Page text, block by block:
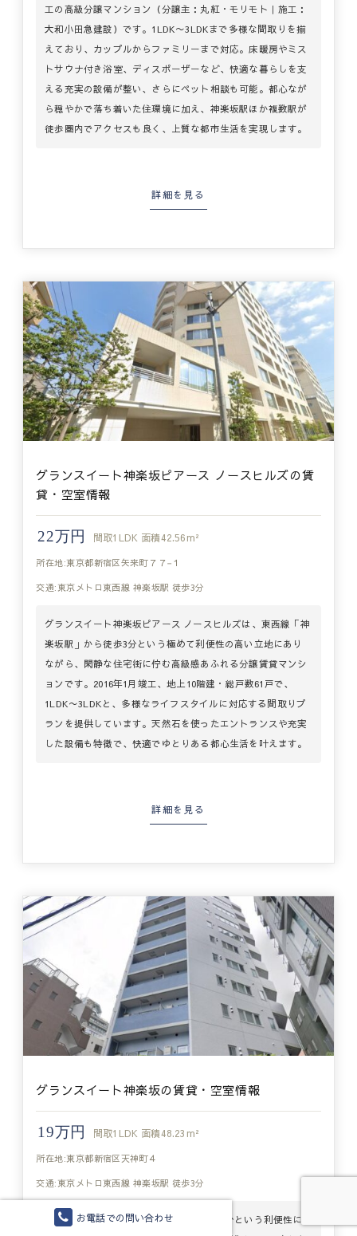
お電話での問い合わせ
工の高級分譲マンション（分譲主：丸紅・モリモト｜施工：
大和小田急建設）です。1LDK〜3LDKまで多様な間取りを揃
えており、カップルからファミリーまで対応。床暖房やミス
トサウナ付き浴室、ディスポーザーなど、快適な暮らしを支
える充実の設備が整い、さらにペット相談も可能。都心なが
ら穏やかで落ち着いた住環境に加え、神楽坂駅ほか複数駅が
徒歩圏内でアクセスも良く、上質な都市生活を実現します。
詳細を見る
グランスイート神楽坂ピアース ノースヒルズの賃
貸・空室情報
22万円 間取1LDK 面積42.56m²
所在地:東京都新宿区矢来町７７−１
交通:東京メトロ東西線 神楽坂駅 徒歩3分
グランスイート神楽坂ピアース ノースヒルズは、東西線「神
楽坂駅」から徒歩3分という極めて利便性の高い立地にあり
ながら、閑静な住宅街に佇む高級感あふれる分譲賃貸マンシ
ョンです。2016年1月竣工、地上10階建・総戸数61戸で、
1LDK〜3LDKと、多様なライフスタイルに対応する間取りプ
ランを提供しています。天然石を使ったエントランスや充実
した設備も特徴で、快適でゆとりある都心生活を叶えます。
詳細を見る
グランスイート神楽坂の賃貸・空室情報
19万円 間取1LDK 面積48.23m²
所在地:東京都新宿区天神町４
交通:東京メトロ東西線 神楽坂駅 徒歩3分
グランスイート神楽坂は、神楽坂駅徒歩3分という利便性に